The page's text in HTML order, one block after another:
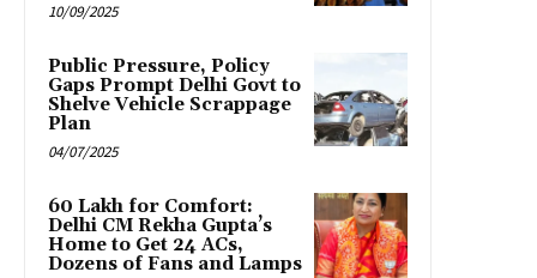
10/09/2025
Public Pressure, Policy
Gaps Prompt Delhi Govt to
Shelve Vehicle Scrappage
Plan
04/07/2025
₹60 Lakh for Comfort:
Delhi CM Rekha Gupta’s
Home to Get 24 ACs,
Dozens of Fans and Lamps